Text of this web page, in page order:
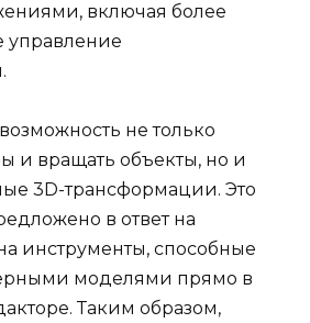
включая более
управление
не только
и вращать объекты, но и
3D-трансформации. Это
в ответ на
инструменты, способные
моделями прямо в
Таким образом,